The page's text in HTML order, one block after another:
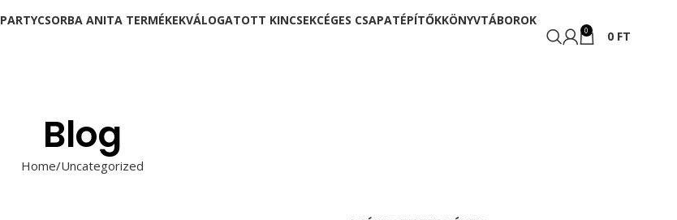
CSORBA ANITA TERMÉKEKVÁLOGATOTT KINCSEKCÉGES CSAPATÉPÍTŐKKÖNYVTÁBOROK
0 0 FT
Blog
Home Uncategorized